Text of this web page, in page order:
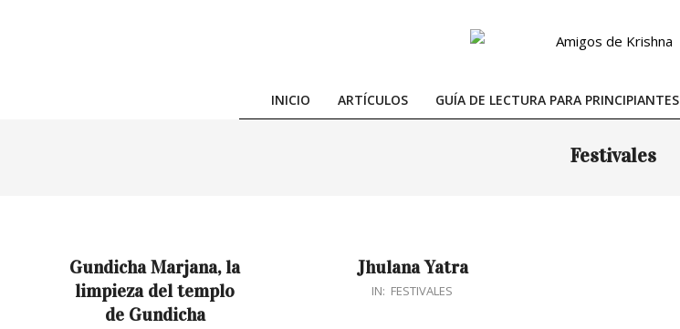
Primary
Menu
INICIO ARTÍCULOS GUÍA DE LECTURA PARA PRINCIPIANTES
Festivales
Gundicha Marjana, la
limpieza del templo
de Gundicha
Jhulana Yatra
IN: FESTIVALES